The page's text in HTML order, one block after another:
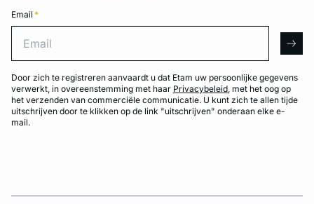
Email *
Door zich te registreren aanvaardt u dat Etam uw persoonlijke gegevens
verwerkt, in overeenstemming met haar Privacybeleid, met het oog op
het verzenden van commerciële communicatie. U kunt zich te allen tijde
uitschrijven door te klikken op de link "uitschrijven" onderaan elke e-
mail.